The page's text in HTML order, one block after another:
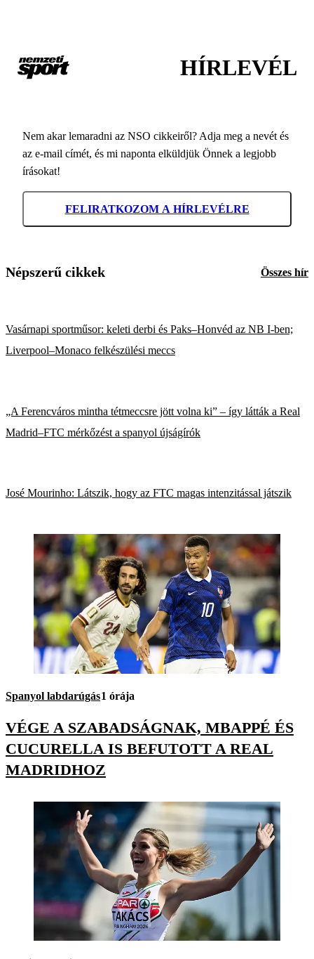
HÍRLEVÉL
Nem akar lemaradni az NSO cikkeiről? Adja meg a nevét és
az e-mail címét, és mi naponta elküldjük Önnek a legjobb
írásokat!
FELIRATKOZOM A HÍRLEVÉLRE
Népszerű cikkek Összes hír
Vasárnapi sportműsor: keleti derbi és Paks–Honvéd az NB I-ben;
Liverpool–Monaco felkészülési meccs
„A Ferencváros mintha tétmeccsre jött volna ki” – így látták a Real
Madrid–FTC mérkőzést a spanyol újságírók
José Mourinho: Látszik, hogy az FTC magas intenzitással játszik
Spanyol labdarúgás1 órája
VÉGE A SZABADSÁGNAK, MBAPPÉ ÉS
CUCURELLA IS BEFUTOTT A REAL
MADRIDHOZ